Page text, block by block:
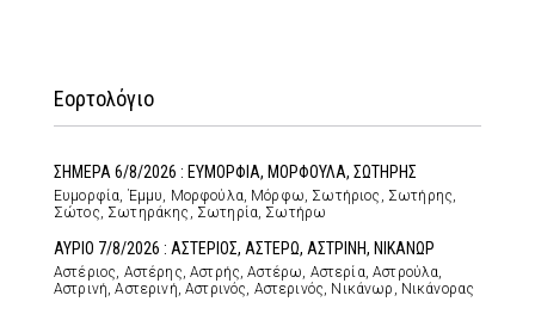
Εορτολόγιο
ΣΗΜΕΡΑ 6/8/2026 : ΕΥΜΟΡΦΙΑ, ΜΟΡΦΟΥΛΑ, ΣΩΤΗΡΗΣ
Ευμορφία, Έμμυ, Μορφούλα, Μόρφω, Σωτήριος, Σωτήρης,
Σώτος, Σωτηράκης, Σωτηρία, Σωτήρω
ΑΥΡΙΟ 7/8/2026 : ΑΣΤΕΡΙΟΣ, ΑΣΤΕΡΩ, ΑΣΤΡΙΝΗ, ΝΙΚΑΝΩΡ
Αστέριος, Αστέρης, Αστρής, Αστέρω, Αστερία, Αστρούλα,
Αστρινή, Αστερινή, Αστρινός, Αστερινός, Νικάνωρ, Νικάνορας